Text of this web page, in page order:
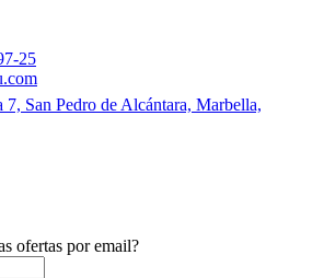
25
7, San Pedro de Alcántara, Marbella,
ofertas por email?